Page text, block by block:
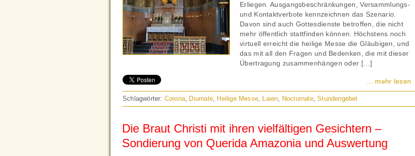
Erliegen. Ausgangsbeschränkungen, Versammlungs-
und Kontaktverbote kennzeichnen das Szenario.
Davon sind auch Gottesdienste betroffen, die nicht
mehr öffentlich stattfinden können. Höchstens noch
virtuell erreicht die heilige Messe die Gläubigen, und
das mit all den Fragen und Bedenken, die mit dieser
Übertragung zusammenhängen oder […]
... mehr lesen
Schlagwörter: Corona, Diurnale, Heilige Messe, Laien, Nocturnale,Stundengebet
Die Braut Christi mit ihren vielfältigen Gesichtern –
Sondierung von Querida Amazonia und Auswertung